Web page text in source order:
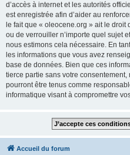
d’accès à internet et les autorités
est enregistrée afin d’aider au
le fait que « oleocene.org » ait le
ou de verrouiller n’importe quel sujet
nous estimons cela nécessaire. En
les informations que vous avez
base de données. Bien que ces
tierce partie sans votre
pourront être tenus comme
informatique visant à compromettre
Accueil du forum